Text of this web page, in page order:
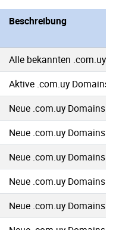
Beschreibung
Alle bekannten .com.uy
Aktive .com.uy Domains
Neue .com.uy Domains
Neue .com.uy Domains
Neue .com.uy Domains
Neue .com.uy Domains
Neue .com.uy Domains